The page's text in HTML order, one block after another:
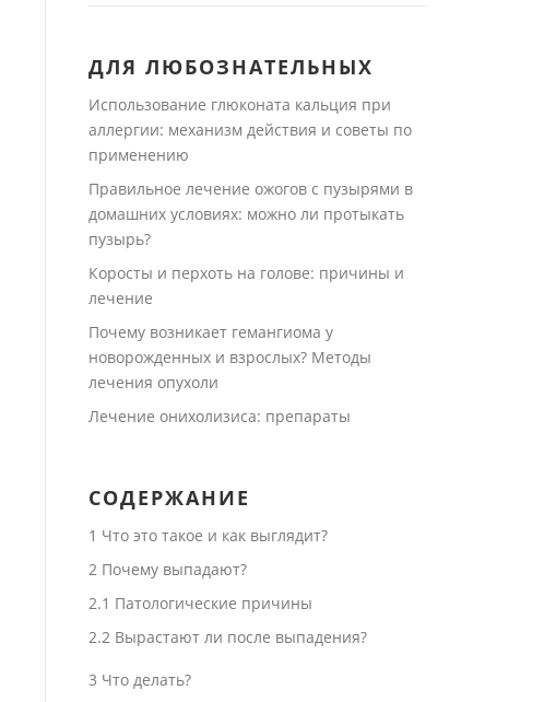
ДЛЯ ЛЮБОЗНАТЕЛЬНЫХ
Использование глюконата кальция при
аллергии: механизм действия и советы по
применению
Правильное лечение ожогов с пузырями в
домашних условиях: можно ли протыкать
пузырь?
Коросты и перхоть на голове: причины и
лечение
Почему возникает гемангиома у
новорожденных и взрослых? Методы
лечения опухоли
Лечение онихолизиса: препараты
СОДЕРЖАНИЕ
1 Что это такое и как выглядит?
2Почему выпадают?
2.1 Патологические причины
2.2Вырастают ли после выпадения?
3 Что делать?